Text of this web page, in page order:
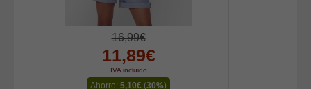
16,99€
11,89€
IVA incluido
Ahorro: 5,10€ (30%)